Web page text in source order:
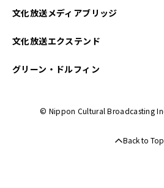
文化放送メディアブリッジ
文化放送エクステンド
グリーン・ドルフィン
© Nippon Cultural Broadcasting
Back to Top